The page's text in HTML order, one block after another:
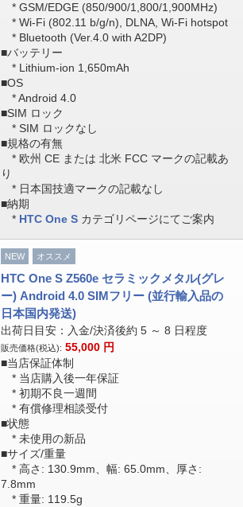
* GSM/EDGE (850/900/1,800/1,900MHz)
* Wi-Fi (802.11 b/g/n), DLNA, Wi-Fi hotspot
* Bluetooth (Ver.4.0 with A2DP)
■バッテリー
* Lithium-ion 1,650mAh
■OS
* Android 4.0
■SIM ロック
* SIM ロックなし
■規格の有無
* 欧州 CE または 北米 FCC マークの記載あ
り
* 日本国技適マークの記載なし
■納期
* HTC One Sカテゴリページにてご案内
NEW オススメ
HTC One S Z560e セラミックメタル(グレ
ー) Android 4.0 SIMフリー (並行輸入品の
日本国内発送)
出荷日目安：入金/決済後約 5 ～ 8 日程度
販売価格(税込): 55,000 円
■当店保証体制
* 当店購入後一年保証
* 初期不良一週間
* 有償修理相談受付
■状態
* 未使用の新品
■サイズ/重量
* 高さ: 130.9mm、幅: 65.0mm、厚さ:
7.8mm
* 重量: 119.5g